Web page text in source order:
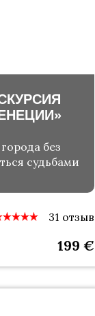
без
судьбами
31 отзыв
199 €